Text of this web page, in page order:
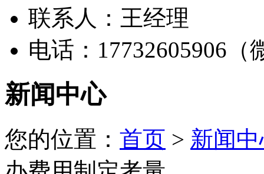
联系人：王经理
电话：17732605906（
新闻中心
您的位置： 首页 > 新闻